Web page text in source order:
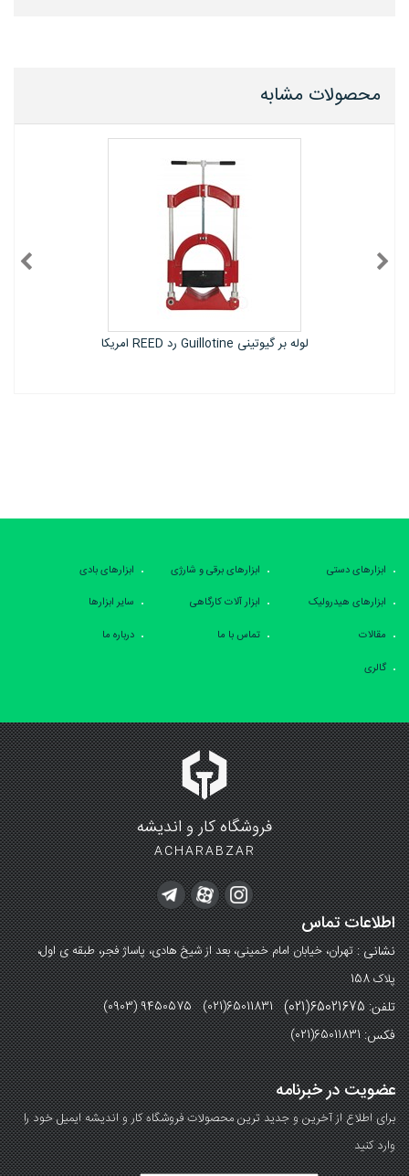
محصولات مشابه
ابزارهای دستی ابزارهای برقی و شارژی
ابزارهای بادی
ابزارهای هیدرولیک
ابزار آلات کارگاهی
سایر ابزارها
مقالات
تماس با ما
درباره ما
گالری
فروشگاه کار و اندیشه
ACHARABZAR
اطلاعات تماس
نشانی :تهران، خیابان امام خمینی، بعد از شیخ هادی، پاساژ فجر، طبقه ی اول،
پلاک 158
تلفن: 65021675(021) (0903) 9450575 (021)65011831
فکس:(021)65011831
عضویت در خبرنامه
برای اطلاع از آخرین و جدید ترین محصولات فروشگاه کار و اندیشه ایمیل خود را
وارد کنید